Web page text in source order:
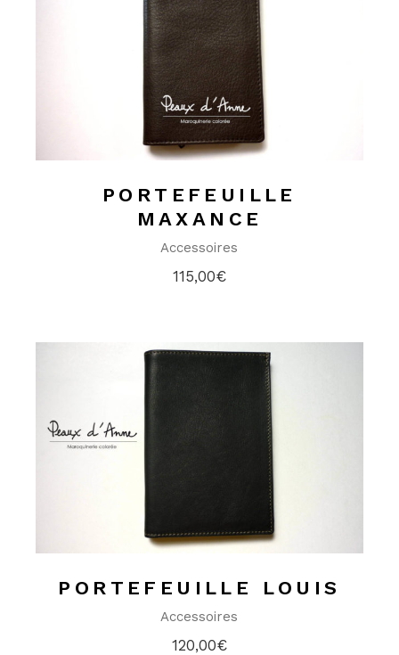
PORTEFEUILLE
MAXANCE
Accessoires
115,00€
PORTEFEUILLE LOUIS
Accessoires
120,00€